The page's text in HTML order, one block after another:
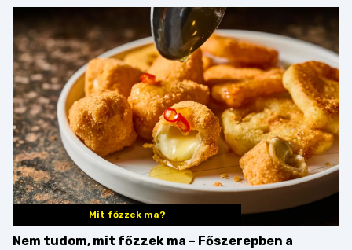
strandételei –
végigkóstoltuk a
győzteseket
búcsúzik a Pampushka
Mit főzzek ma?
Nem tudom, mit főzzek ma – Főszerepben a